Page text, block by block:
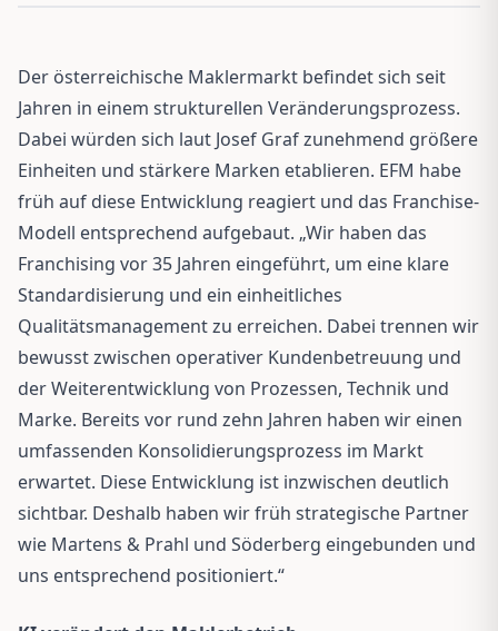
Der österreichische Maklermarkt befindet sich seit
Jahren in einem strukturellen Veränderungsprozess.
Dabei würden sich laut Josef Graf zunehmend größere
Einheiten und stärkere Marken etablieren. EFM habe
früh auf diese Entwicklung reagiert und das Franchise-
Modell entsprechend aufgebaut. „Wir haben das
Franchising vor 35 Jahren eingeführt, um eine klare
Standardisierung und ein einheitliches
Qualitätsmanagement zu erreichen. Dabei trennen wir
bewusst zwischen operativer Kundenbetreuung und
der Weiterentwicklung von Prozessen, Technik und
Marke. Bereits vor rund zehn Jahren haben wir einen
umfassenden Konsolidierungsprozess im Markt
erwartet. Diese Entwicklung ist inzwischen deutlich
sichtbar. Deshalb haben wir früh strategische Partner
wie Martens & Prahl und Söderberg eingebunden und
uns entsprechend positioniert.“